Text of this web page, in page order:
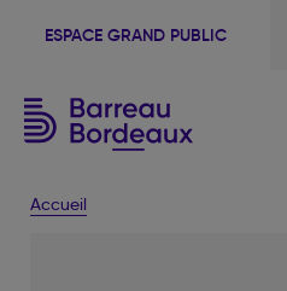
ESPACE GRAND PUBLIC
Accueil